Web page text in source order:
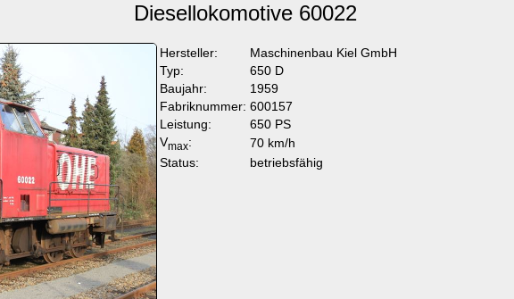
Diesellokomotive 60022
Hersteller:
Maschinenbau Kiel GmbH
Typ:
650 D
Baujahr:
1959
Fabriknummer: 600157
Leistung:
650 PS
Vmax:
70 km/h
Status:
betriebsfähig